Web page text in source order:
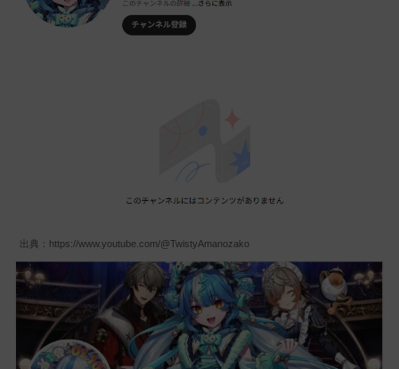
出典：https://www.youtube.com/@TwistyAmanozako